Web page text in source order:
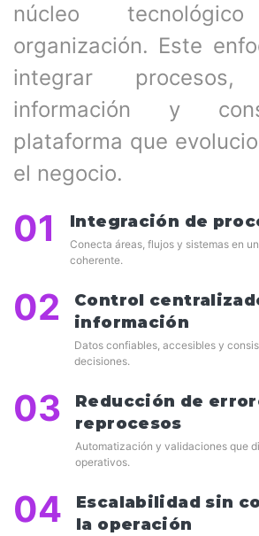
núcleo
organización. Este
integrar procesos,
información y
plataforma que
el negocio.
01 Integración de
Conecta áreas, flujos y sistemas en
coherente.
02
Control
información
Datos confiables, accesibles y
decisiones.
03
Reducción de
reprocesos
Automatización y validaciones que
operativos.
04
Escalabilidad sin
la operación